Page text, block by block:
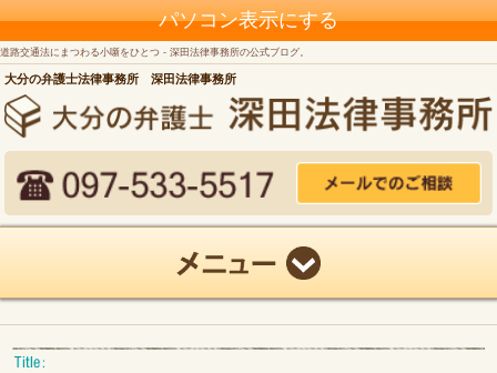
パソコン表示にする
道路交通法にまつわる小噺をひとつ - 深田法律事務所の公式ブログ。
大分の弁護士法律事務所 深田法律事務所